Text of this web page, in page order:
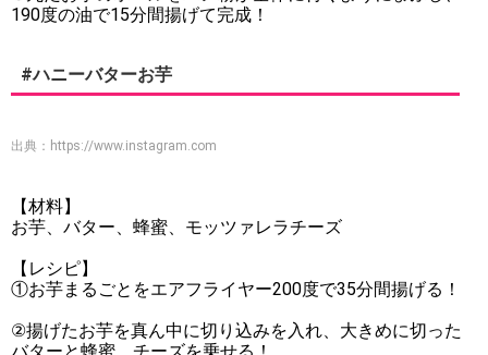
190度の油で15分間揚げて完成！
#ハニーバターお芋
出典： https://www.instagram.com
【材料】
お芋、バター、蜂蜜、モッツァレラチーズ
【レシピ】
①お芋まるごとをエアフライヤー200度で35分間揚げる！
②揚げたお芋を真ん中に切り込みを入れ、大きめに切った